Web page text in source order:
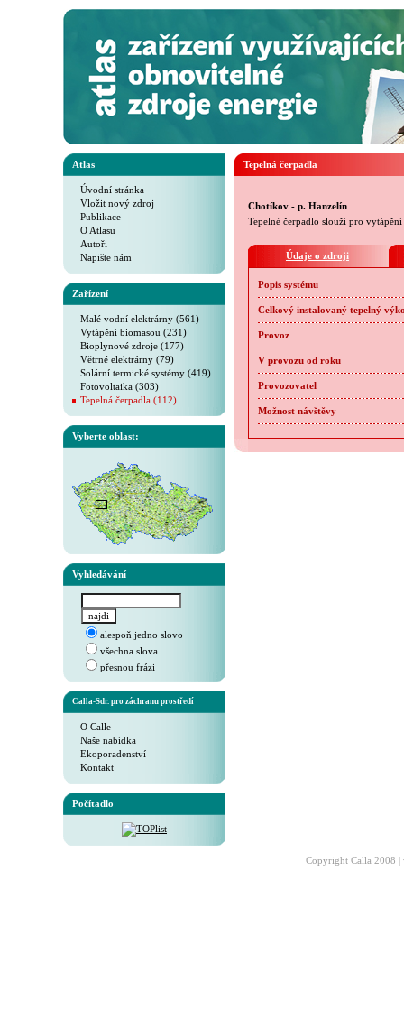
Atlas
Úvodní stránka
Vložit nový zdroj
Publikace
O Atlasu
Autoři
Napište nám
Zařízení
Malé vodní elektrárny (561)
Vytápění biomasou (231)
Bioplynové zdroje (177)
Větrné elektrárny (79)
Solární termické systémy (419)
Fotovoltaika (303)
Tepelná čerpadla (112)
Vyberte oblast:
Vyhledávání
alespoň jedno slovo
všechna slova
přesnou frázi
Calla-Sdr. pro záchranu prostředí
O Calle
Naše nabídka
Ekoporadenství
Kontakt
Počítadlo
Tepelná čerpadla
Chotíkov - p. Hanzelín
Tepelné čerpadlo slouží pro
Údaje o zdroji
Popis systému
Celkový instalovaný tepelný
Provoz
V provozu od roku
Provozovatel
Možnost návštěvy
Copyright Calla 2008 |